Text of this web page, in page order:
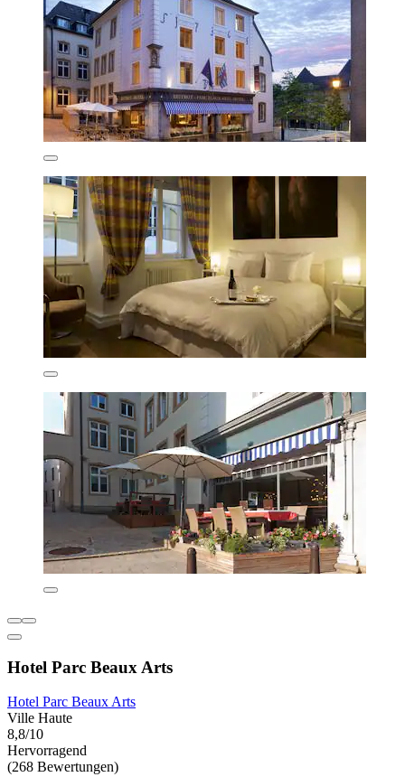
Hotel Parc Beaux Arts
Hotel Parc Beaux Arts
Ville Haute
8,8/10
Hervorragend
(268 Bewertungen)